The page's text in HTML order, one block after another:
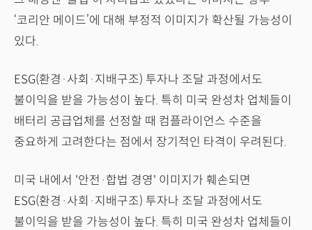
‘코리안 메이드’에 대해 부정적 이미지가 확산될 가능성이
있다.
ESG(환경·사회·지배구조) 투자나 조달 과정에서도
불이익을 받을 가능성이 높다. 특히 미국 완성차 업체들이
배터리 공급업체를 선정할 때 컴플라이언스 수준을
중요하게 고려한다는 점에서 장기적인 타격이 우려된다.
미국 내에서 '안전·합법 경영' 이미지가 훼손되면
ESG(환경·사회·지배구조) 투자나 조달 과정에서도
불이익을 받을 가능성이 높다. 특히 미국 완성차 업체들이